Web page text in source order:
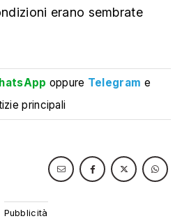
erano sembrate
oppure Telegram e
principali